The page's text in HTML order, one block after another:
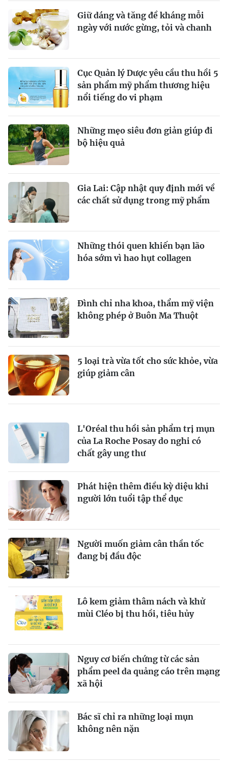
Giữ dáng và tăng đề kháng mỗi
ngày với nước gừng, tỏi và chanh
Cục Quản lý Dược yêu cầu thu hồi 5
sản phẩm mỹ phẩm thương hiệu
nổi tiếng do vi phạm
Những mẹo siêu đơn giản giúp đi
bộ hiệu quả
Gia Lai: Cập nhật quy định mới về
các chất sử dụng trong mỹ phẩm
Những thói quen khiến bạn lão
hóa sớm vì hao hụt collagen
Đình chỉ nha khoa, thẩm mỹ viện
không phép ở Buôn Ma Thuột
5 loại trà vừa tốt cho sức khỏe, vừa
giúp giảm cân
L'Oréal thu hồi sản phẩm trị mụn
của La Roche Posay do nghi có
chất gây ung thư
Phát hiện thêm điều kỳ diệu khi
người lớn tuổi tập thể dục
Người muốn giảm cân thần tốc
đang bị đầu độc
Lô kem giảm thâm nách và khử
mùi Cléo bị thu hồi, tiêu hủy
Nguy cơ biến chứng từ các sản
phẩm peel da quảng cáo trên mạng
xã hội
Bác sĩ chỉ ra những loại mụn
không nên nặn